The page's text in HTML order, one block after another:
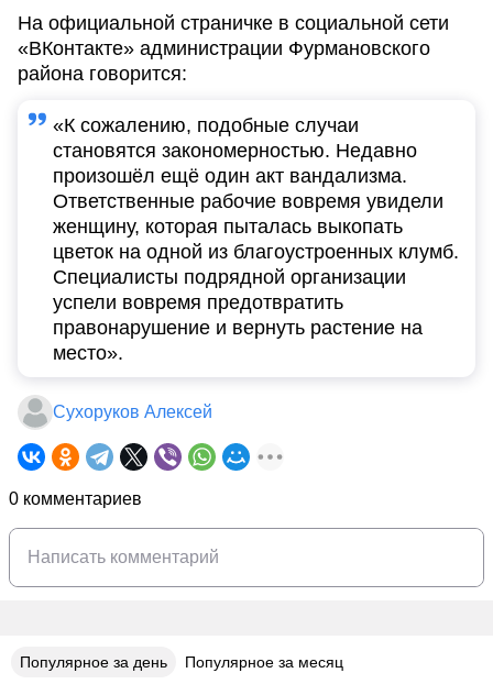
На официальной страничке в социальной сети
«ВКонтакте» администрации Фурмановского
района говорится:
«К сожалению, подобные случаи
становятся закономерностью. Недавно
произошёл ещё один акт вандализма.
Ответственные рабочие вовремя увидели
женщину, которая пыталась выкопать
цветок на одной из благоустроенных клумб.
Специалисты подрядной организации
успели вовремя предотвратить
правонарушение и вернуть растение на
место».
Сухоруков Алексей
0 комментариев
Популярное за день Популярное за месяц